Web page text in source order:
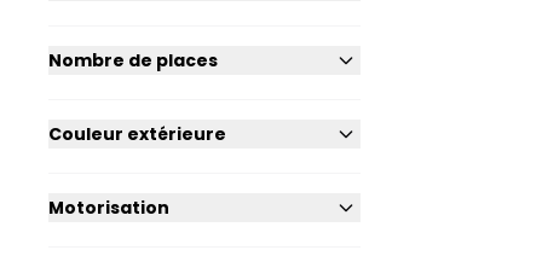
Nombre de places
Couleur extérieure
Motorisation